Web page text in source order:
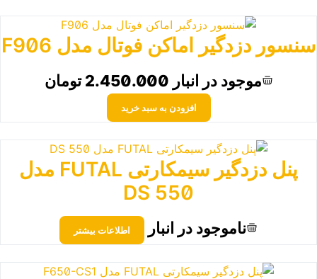
سنسور دزدگیر اماکن فوتال مدل F906
موجود در انبار 2.450.000 تومان
افزودن به سبد خرید
پنل دزدگیر سیمکارتی FUTAL مدل
550 DS
ناموجود در انبار اطلاعات بیشتر